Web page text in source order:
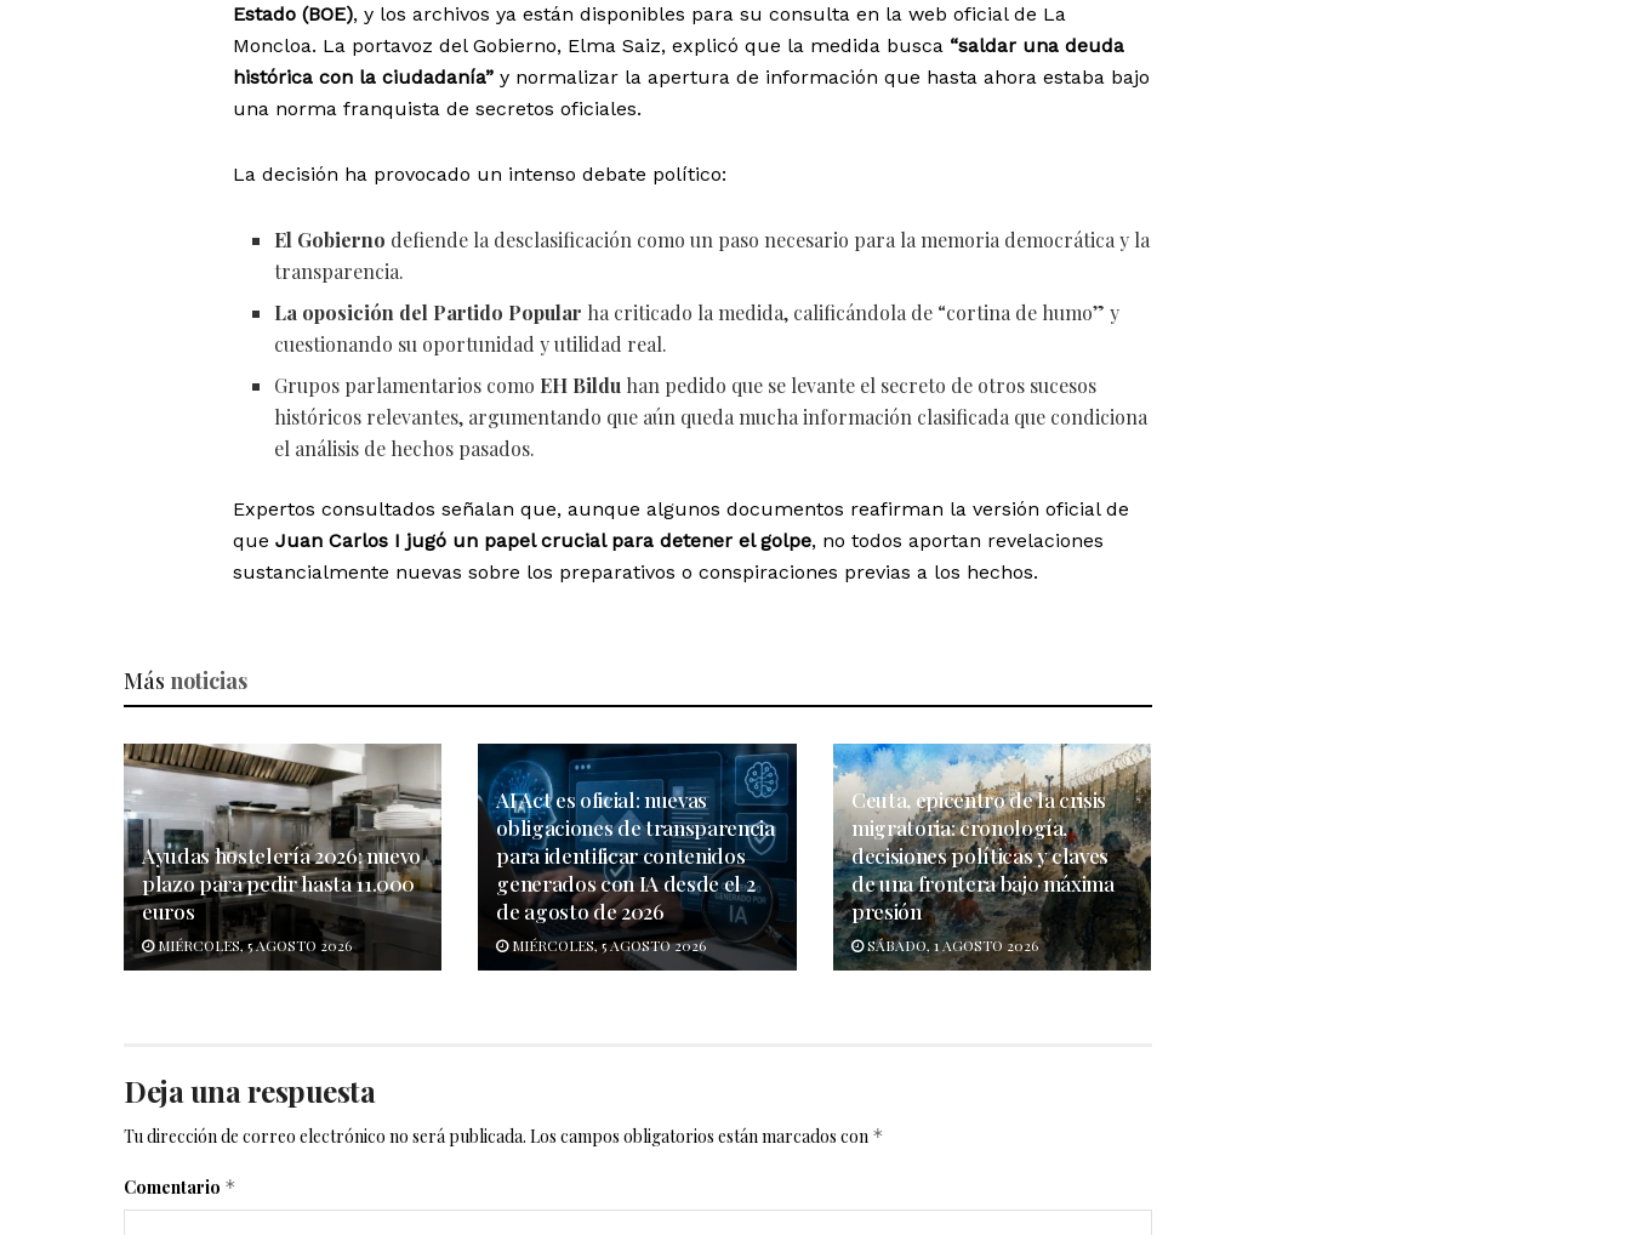
Estado (BOE), y los archivos ya están disponibles para su consulta en la web oficial de La
Moncloa. La portavoz del Gobierno, Elma Saiz, explicó que la medida busca “saldar una deuda
histórica con la ciudadanía” y normalizar la apertura de información que hasta ahora estaba bajo
una norma franquista de secretos oficiales.
La decisión ha provocado un intenso debate político:
El Gobierno defiende la desclasificación como un paso necesario para la memoria democrática y la
transparencia.
La oposición del Partido Popular ha criticado la medida, calificándola de “cortina de humo” y
cuestionando su oportunidad y utilidad real.
Grupos parlamentarios como EH Bildu han pedido que se levante el secreto de otros sucesos
históricos relevantes, argumentando que aún queda mucha información clasificada que condiciona
el análisis de hechos pasados.
Expertos consultados señalan que, aunque algunos documentos reafirman la versión oficial de
que Juan Carlos I jugó un papel crucial para detener el golpe, no todos aportan revelaciones
sustancialmente nuevas sobre los preparativos o conspiraciones previas a los hechos.
Más noticias
Ayudas hostelería 2026: nuevo
plazo para pedir hasta 11.000
euros
MIÉRCOLES, 5 AGOSTO 2026
AI Act es oficial: nuevas
obligaciones de transparencia
para identificar contenidos
generados con IA desde el 2
de agosto de 2026
MIÉRCOLES, 5 AGOSTO 2026
Ceuta, epicentro de la crisis
migratoria: cronología,
decisiones políticas y claves
de una frontera bajo máxima
presión
SÁBADO, 1 AGOSTO 2026
Deja una respuesta
Tu dirección de correo electrónico no será publicada. Los campos obligatorios están marcados con *
Comentario *